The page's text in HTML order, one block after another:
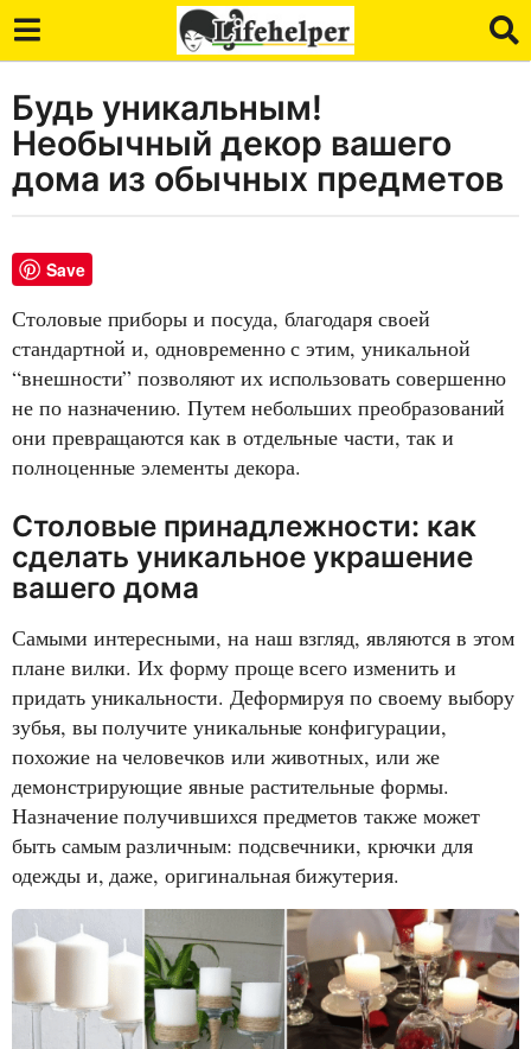
7
л
е
т
o
л
е
т
a
g
o
Будь уникальным!
Необычный декор вашего
дома из обычных предметов
Save
Столовые приборы и посуда, благодаря своей
стандартной и, одновременно с этим, уникальной
“внешности” позволяют их использовать совершенно
не по назначению. Путем небольших преобразований
они превращаются как в отдельные части, так и
полноценные элементы декора.
Столовые принадлежности: как
сделать уникальное украшение
вашего дома
Самыми интересными, на наш взгляд, являются в этом
плане вилки. Их форму проще всего изменить и
придать уникальности. Деформируя по своему выбору
зубья, вы получите уникальные конфигурации,
похожие на человечков или животных, или же
демонстрирующие явные растительные формы.
Назначение получившихся предметов также может
быть самым различным: подсвечники, крючки для
одежды и, даже, оригинальная бижутерия.